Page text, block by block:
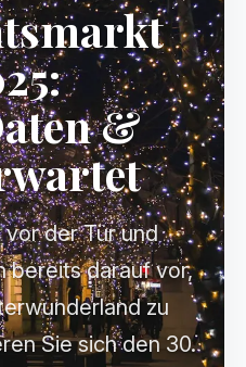
&
der Tür und
bereits darauf vor,
zu
Sie sich den 30.